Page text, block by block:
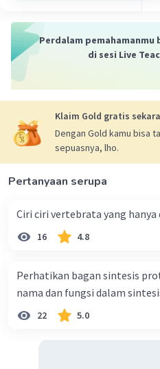
Perdalam pemahamanmu
di sesi Live
Klaim Gold gratis
Dengan Gold kamu bisa
sepuasnya, lho.
Pertanyaan serupa
Ciri ciri vertebrata yang
16 4.8
Perhatikan bagan sintesis protein
nama dan fungsi dalam
22 5.0